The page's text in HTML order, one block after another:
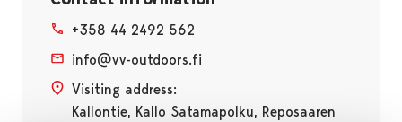
+358 44 2492 562
info@vv-outdoors.fi
Visiting address:
Kallontie, Kallo Satamapolku, Reposaaren